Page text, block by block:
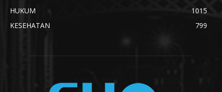
HUKUM
1015
KESEHATAN
799